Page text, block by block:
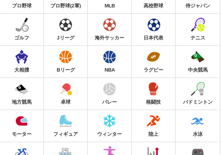
プロ野球 プロ野球(2軍) MLB 高校野球 侍ジャパン
ゴルフ Jリーグ 海外サッカー 日本代表 テニス
大相撲 Bリーグ NBA ラグビー 中央競馬
地方競馬 卓球 バレー 格闘技 バドミントン
モーター フィギュア ウィンター 陸上 水泳